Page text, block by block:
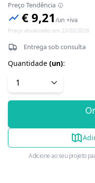
Preço Tendência
€ 9,21 /un +iva
Preço atualizado em 22/02/2026
Entrega sob consulta
Quantidade (un):
Adicione ao seu projeto